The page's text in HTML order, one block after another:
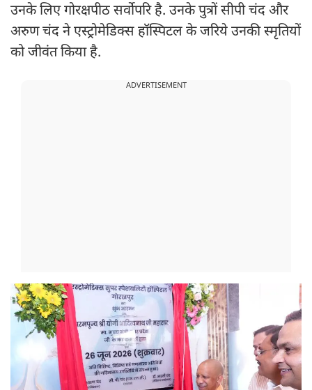
उनके लिए गोरक्षपीठ सर्वोपरि है. उनके पुत्रों सीपी चंद और
अरुण चंद ने एस्ट्रोमेडिक्स हॉस्पिटल के जरिये उनकी स्मृतियों
को जीवंत किया है.
ADVERTISEMENT